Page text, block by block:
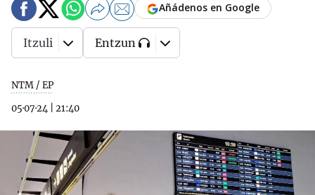
NTM / EP
05·07·24
21:40
Añádenos en Google
Itzuli Entzun